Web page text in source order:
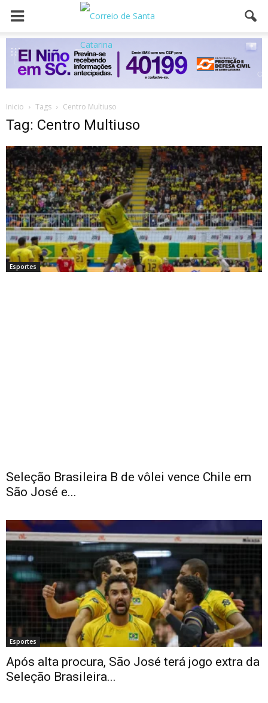
Inicio Tags Centro Multiuso
Tag: Centro Multiuso
Esportes
Seleção Brasileira B de vôlei vence Chile em
São José e...
Esportes
Após alta procura, São José terá jogo extra da
Seleção Brasileira...